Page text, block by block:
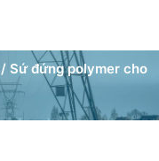
/ Sứ đứng polymer cho